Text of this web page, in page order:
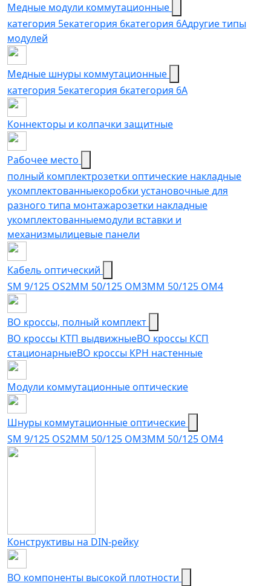
Медные модули коммутационные
категория 5екатегория 6категория 6Aдругие типы
модулей
Медные шнуры коммутационные
категория 5eкатегория 6категория 6A
Коннекторы и колпачки защитные
Рабочее место
полный комплектрозетки оптические накладные
укомплектованныекоробки установочные для
разного типа монтажарозетки накладные
укомплектованныемодули вставки и
механизмылицевые панели
Кабель оптический
SM 9/125 OS2MM 50/125 OM3MM 50/125 OM4
ВО кроссы, полный комплект
ВО кроссы КТП выдвижныеВО кроссы КСП
стационарныеВО кроссы КРН настенные
Модули коммутационные оптические
Шнуры коммутационные оптические
SM 9/125 OS2MM 50/125 OM3MM 50/125 OM4
Конструктивы на DIN-рейку
ВО компоненты высокой плотности